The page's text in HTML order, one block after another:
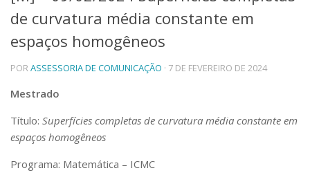
Telefones e Mapas
Pessoas
Ensino
Graduação
Educação a distância
Pesquisa e Inovação
Centros, Núcleos e Projetos em Rede
de curvatura média constante em
espaços homogêneos
PORASSESSORIA DE COMUNICAÇÃO · 7 DE FEVEREIRO DE 2024
Mestrado
Título: Superfícies completas de curvatura média constante em
espaços homogêneos
Programa: Matemática – ICMC